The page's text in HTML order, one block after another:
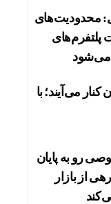
محدودیت‌های
پلتفرم‌های
می‌شود
می‌آیند؛ با
رو به پایان
از بازار